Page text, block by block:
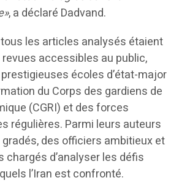
, a déclaré Dadvand.
les articles analysés étaient
accessibles au public,
écoles d’état-major
du Corps des gardiens de
(CGRI) et des forces
régulières. Parmi leurs auteurs
des officiers ambitieux et
chargés d’analyser les défis
l’Iran est confronté.